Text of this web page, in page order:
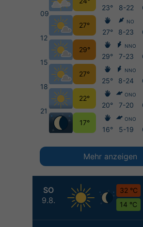
SO
9.8.
32 °C
14 °C
09
12
15
18
21
27°
29°
27°
22°
17°
23°
27°
29°
25°
20°
16°
8-22
NO
8-23
NNO
7-23
NNO
8-24
ONO
7-20
ONO
5-19
Mehr anzeigen